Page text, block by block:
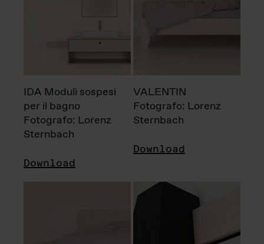
IDA Moduli sospesi
per il bagno
Fotografo: Lorenz
Sternbach
Download
VALENTIN
Fotografo: Lorenz
Sternbach
Download